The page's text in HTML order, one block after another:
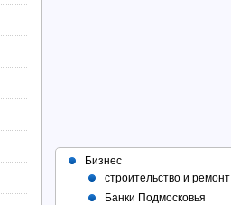
Бизнес
строительство и ремонт
Банки Подмосковья